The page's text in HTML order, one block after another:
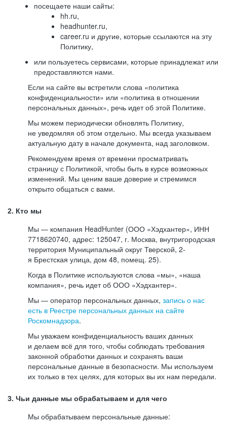
посещаете наши сайты:
hh.ru,
headhunter.ru,
career.ru и другие, которые ссылаются на эту
Политику,
или пользуетесь сервисами, которые принадлежат или
предоставляются нами.
Если на сайте вы встретили слова «политика
конфиденциальности» или «политика в отношении
персональных данных», речь идет об этой Политике.
Мы можем периодически обновлять Политику,
не уведомляя об этом отдельно. Мы всегда указываем
актуальную дату в начале документа, над заголовком.
Рекомендуем время от времени просматривать
страницу с Политикой, чтобы быть в курсе возможных
изменений. Мы ценим ваше доверие и стремимся
открыто общаться с вами.
2. Кто мы
Мы — компания HeadHunter (ООО «Хэдхантер», ИНН
7718620740, адрес: 125047, г. Москва, внутригородская
территория Муниципальный округ Тверской, 2-
я Брестская улица, дом 48, помещ. 25).
Когда в Политике используются слова «мы», «наша
компания», речь идет об ООО «Хэдхантер».
Мы — оператор персональных данных, запись о нас
есть в Реестре персональных данных на сайте
Роскомнадзора.
Мы уважаем конфиденциальность ваших данных
и делаем всё для того, чтобы соблюдать требования
законной обработки данных и сохранять ваши
персональные данные в безопасности. Мы используем
их только в тех целях, для которых вы их нам передали.
3. Чьи данные мы обрабатываем и для чего
Мы обрабатываем персональные данные: